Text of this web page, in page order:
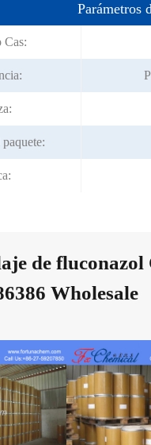
Parámetros
Cas:
de fluconazol
Wholesale